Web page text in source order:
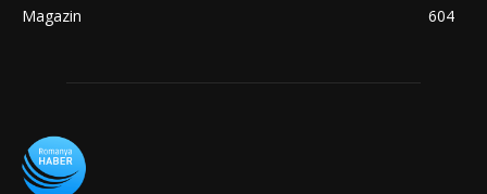
Magazin
604